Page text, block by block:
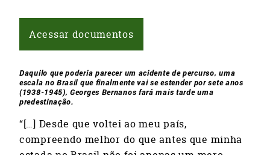
Acessar documentos
Daquilo que poderia parecer um acidente de percurso, uma
escala no Brasil que finalmente vai se estender por sete anos
(1938-1945), Georges Bernanos fará mais tarde uma
predestinação.
“[…] Desde que voltei ao meu país,
compreendo melhor do que antes que minha